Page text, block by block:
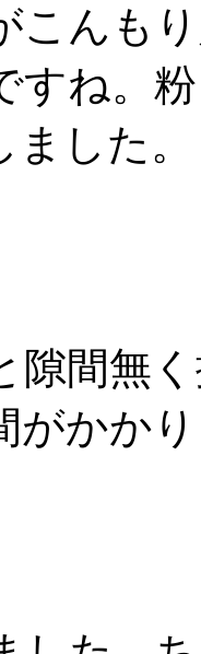
こんも
すね。
した。
隙間無
がかか